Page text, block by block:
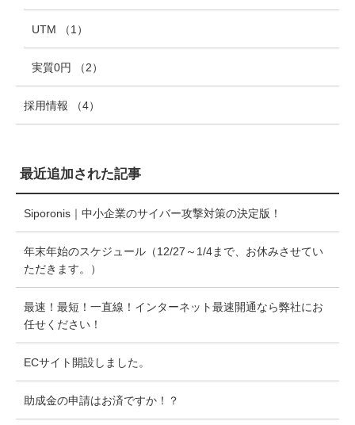
UTM （1）
実質0円 （2）
採用情報 （4）
最近追加された記事
Siporonis｜中小企業のサイバー攻撃対策の決定版！
年末年始のスケジュール（12/27～1/4まで、お休みさせてい
ただきます。）
最速！最短！一直線！インターネット最速開通なら弊社にお
任せください！
ECサイト開設しました。
助成金の申請はお済ですか！？